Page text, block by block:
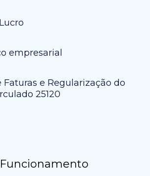
empresarial
Faturas e Regularização do
25120